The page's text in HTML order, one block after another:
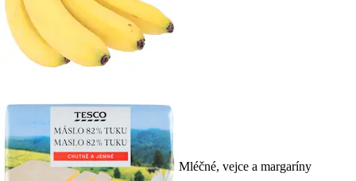
Mléčné, vejce a margaríny